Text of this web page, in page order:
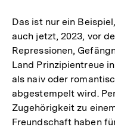
Das ist nur ein
auch jetzt, 2023, vor
Repressionen,
Land Prinzipientreue
als naiv oder
abgestempelt wird.
Zugehörigkeit zu
Freundschaft haben